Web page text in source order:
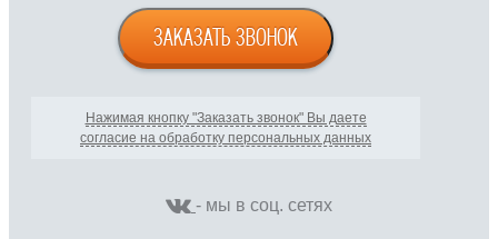
ЗАКАЗАТЬ ЗВОНОК
Нажимая кнопку "Заказать звонок" Вы даете
согласие на обработку персональных данных
- мы в соц. сетях